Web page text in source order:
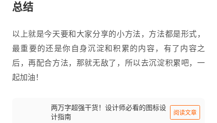
总结
以上就是今天要和大家分享的小方法，方法都是形式，
最重要的还是你自身沉淀和积累的内容，有了内容之
后，再配合方法，那就无敌了，所以去沉淀积累吧，一
起加油！
两万字超强干货！设计师必看的图标设
计指南
阅读文章